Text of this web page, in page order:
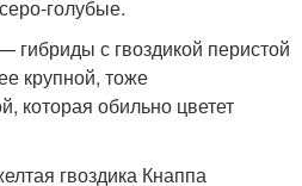
голубые.
гибриды с гвоздикой перистой
крупной, тоже
которая обильно цветет
гвоздика Кнаппа